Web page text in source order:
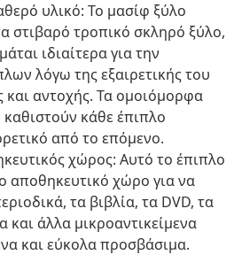
υλικό: Το μασίφ ξύλο
στιβαρό τροπικό σκληρό ξύλο,
ιδιαίτερα για την
λόγω της εξαιρετικής του
και αντοχής. Τα ομοιόμορφα
κάθε έπιπλο
από το επόμενο.
χώρος: Αυτό το έπιπλο
αποθηκευτικό χώρο για να
τα βιβλία, τα DVD, τα
και άλλα μικροαντικείμενα
και εύκολα προσβάσιμα.